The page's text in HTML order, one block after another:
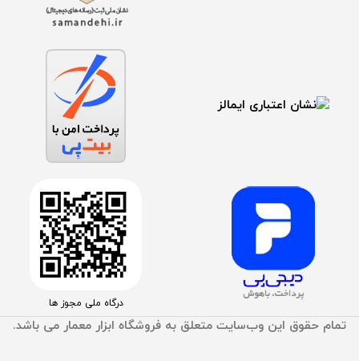
درگاه ملی مجوز ها
تمام حقوق اين وب‌سايت متعلق به فروشگاه ابزار معمار می باشد.